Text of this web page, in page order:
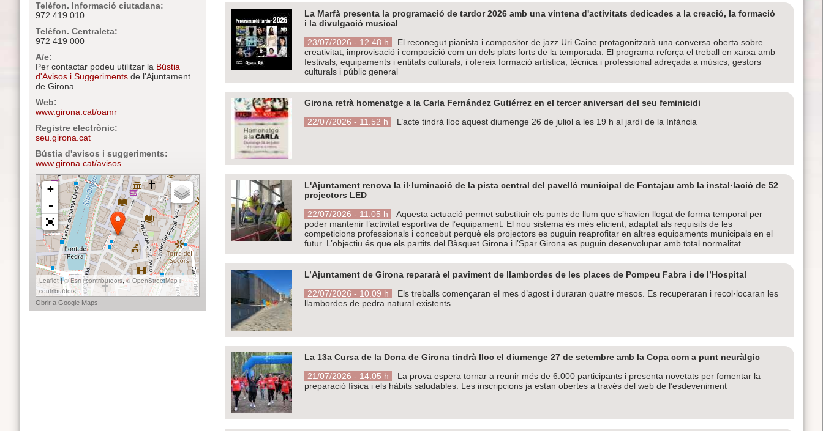
Telèfon. Informació ciutadana:
972 419 010
Telèfon. Centraleta:
972 419 000
A/e:
Per contactar podeu utilitzar la Bústia
d'Avisos i Suggeriments de l'Ajuntament
de Girona.
Web:
www.girona.cat/oamr
Registre electrònic:
seu.girona.cat
Bústia d'avisos i suggeriments:
www.girona.cat/avisos
La Marfà presenta la programació de tardor 2026 amb una vintena d'activitats dedicades a la creació, la formació
i la divulgació musical
23/07/2026 - 12.48 h
El reconegut pianista i compositor de jazz Uri Caine protagonitzarà una conversa oberta sobre
creativitat, improvisació i composició com un dels plats forts de la temporada. El programa reforça el treball en xarxa amb
festivals, equipaments i entitats culturals, i ofereix formació artística, tècnica i professional adreçada a músics, gestors
culturals i públic general
Girona retrà homenatge a la Carla Fernández Gutiérrez en el tercer aniversari del seu feminicidi
22/07/2026 - 11.52 h
L’acte tindrà lloc aquest diumenge 26 de juliol a les 19 h al jardí de la Infància
L'Ajuntament renova la il·luminació de la pista central del pavelló municipal de Fontajau amb la instal·lació de 52
projectors LED
22/07/2026 - 11.05 h
Aquesta actuació permet substituir els punts de llum que s’havien llogat de forma temporal per
poder mantenir l’activitat esportiva de l’equipament. El nou sistema és més eficient, adaptat als requisits de les
competicions professionals i concebut perquè els projectors es puguin reaprofitar en altres equipaments municipals en el
futur. L’objectiu és que els partits del Bàsquet Girona i l’Spar Girona es puguin desenvolupar amb total normalitat
L’Ajuntament de Girona repararà el paviment de llambordes de les places de Pompeu Fabra i de l’Hospital
22/07/2026 - 10.09 h
Els treballs començaran el mes d’agost i duraran quatre mesos. Es recuperaran i recol·locaran les
llambordes de pedra natural existents
La 13a Cursa de la Dona de Girona tindrà lloc el diumenge 27 de setembre amb la Copa com a punt neuràlgic
21/07/2026 - 14.05 h
La prova espera tornar a reunir més de 6.000 participants i presenta novetats per fomentar la
preparació física i els hàbits saludables. Les inscripcions ja estan obertes a través del web de l’esdeveniment